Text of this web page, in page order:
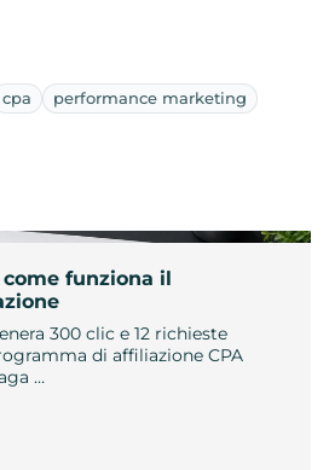
cpa
performance marketing
funziona il
300 clic e 12 richieste
di affiliazione CPA
…